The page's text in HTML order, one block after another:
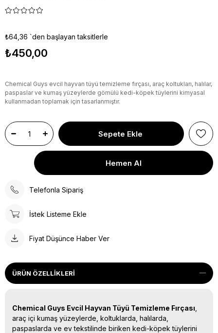
₺64,36 `den başlayan taksitlerle
₺450,00
Chemical Guys evcil hayvan tüyü temizleme fırçası, araç koltukları, halılar,
paspaslar ve kumaş yüzeylerde gömülü kedi-köpek tüylerini kimyasal
kullanmadan toplamak için tasarlanmıştır.
Telefonla Sipariş
İstek Listeme Ekle
Fiyat Düşünce Haber Ver
ÜRÜN ÖZELLIKLERI
Chemical Guys Evcil Hayvan Tüyü Temizleme Fırçası
araç içi kumaş yüzeylerde, koltuklarda, halılarda,
paspaslarda ve ev tekstilinde biriken kedi-köpek tüylerini